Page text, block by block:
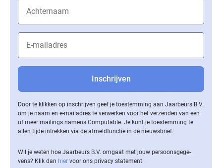
Door te klikken op inschrijven geef je toestemming aan Jaarbeurs B.V.
om je naam en e-mailadres te verwerken voor het verzenden van een
of meer mailings namens Computable. Je kunt je toestemming te
allen tijde intrekken via de af­meld­func­tie in de nieuwsbrief.
Wil je weten hoe Jaarbeurs B.V. omgaat met jouw per­soons­ge­ge­
vens? Klik dan hier voor ons privacy statement.